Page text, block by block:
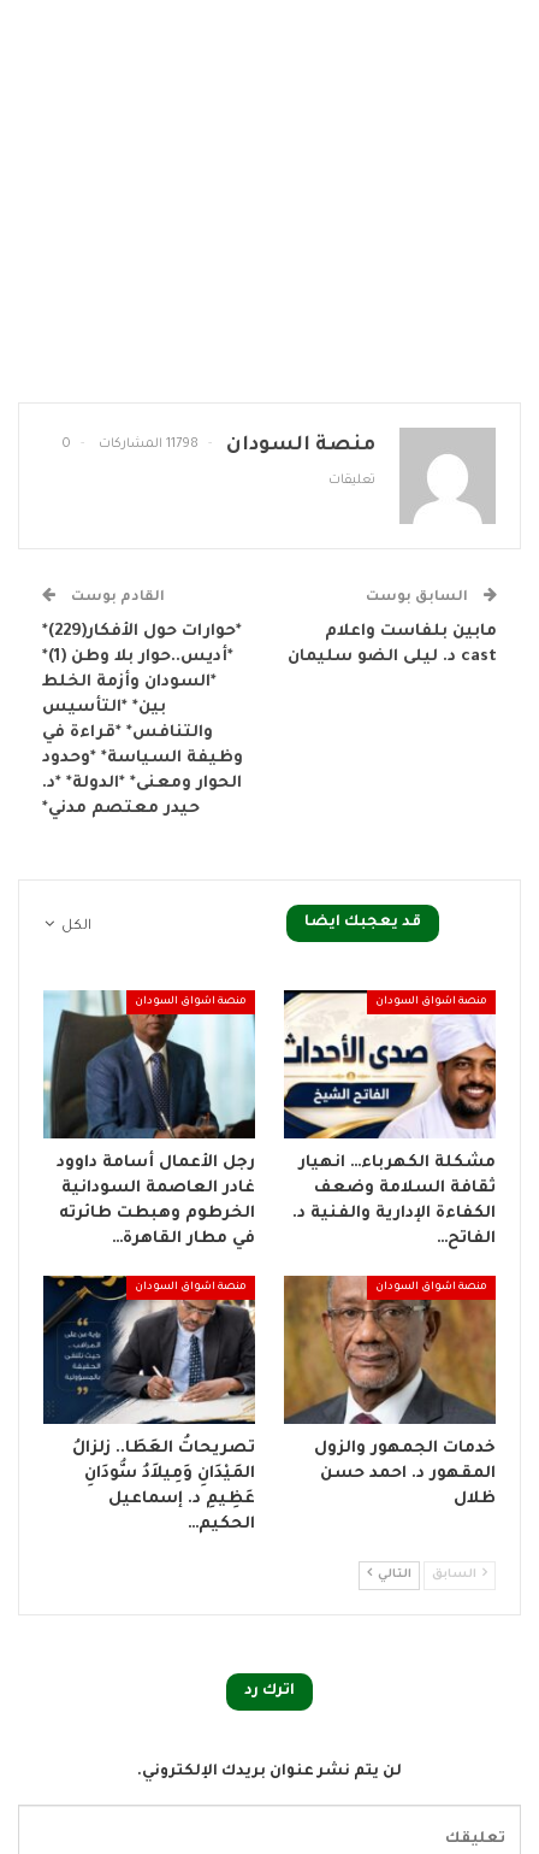
منصة السودان 11798 المشاركات 0
تعليقات
السابق بوست
مابين بلفاست واعلام
cast د. ليلى الضو سليمان
القادم بوست
*حوارات حول الأفكار(229)*
*أديس..حوار بلا وطن (1)*
*السودان وأزمة الخلط
بين* *التأسيس
والتنافس* *قراءة في
وظيفة السياسة* *وحدود
الحوار ومعنى* *الدولة* *د.
حيدر معتصم مدني*
الكل قد يعجبك ايضا
منصة اشواق السودان
مشكلة الكهرباء… انهيار
ثقافة السلامة وضعف
الكفاءة الإدارية والفنية د.
الفاتح…
منصة اشواق السودان
رجل الأعمال أسامة داوود
غادر العاصمة السودانية
الخرطوم وهبطت طائرته
في مطار القاهرة…
منصة اشواق السودان
خدمات الجمهور والزول
المقهور د. احمد حسن
ظلال
منصة اشواق السودان
تصريحاتُ العَطَا.. زلزالُ
المَيْدَانِ وَمِيلاَدُ سُّودَانِ
عَظِيمِ د. إسماعيل
الحكيم…
السابق التالي
اترك رد
لن يتم نشر عنوان بريدك الإلكتروني.